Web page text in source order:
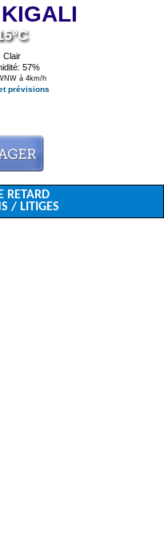
Clair
57%
à 4km/h
prévisions
/ LITIGES